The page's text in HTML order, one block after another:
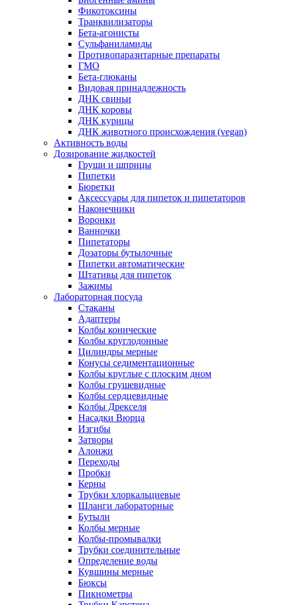
Фикотоксины
Транквилизаторы
Бета-агонисты
Сульфаниламиды
Противопаразитарные препараты
ГМО
Бета-глюканы
Видовая принадлежность
ДНК свиньи
ДНК коровы
ДНК курицы
ДНК животного происхождения (vegan)
Активность воды
Дозирование жидкостей
Груши и шприцы
Пипетки
Бюретки
Аксессуары для пипеток и пипетаторов
Наконечники
Воронки
Ванночки
Пипетаторы
Дозаторы бутылочные
Пипетки автоматические
Штативы для пипеток
Зажимы
Лабораторная посуда
Стаканы
Адаптеры
Колбы конические
Колбы круглодонные
Цилиндры мерные
Конусы седиментационные
Колбы круглые с плоским дном
Колбы грушевидные
Колбы сердцевидные
Колбы Дрекселя
Насадки Вюрца
Изгибы
Затворы
Алонжи
Переходы
Пробки
Керны
Трубки хлоркальциевые
Шланги лабораторные
Бутыли
Колбы мерные
Колбы-промывалки
Трубки соединительные
Определение воды
Кувшины мерные
Бюксы
Пикнометры